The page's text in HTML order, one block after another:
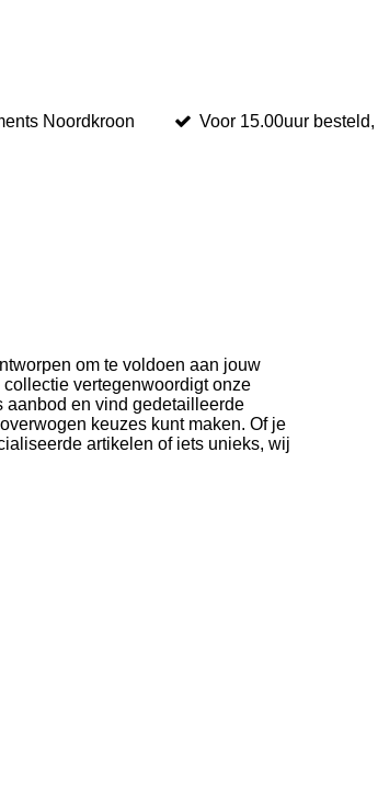
Noordkroon Voor 15.00uur
om te voldoen aan jouw
vertegenwoordigt onze
en vind gedetailleerde
keuzes kunt maken. Of je
artikelen of iets unieks, wij